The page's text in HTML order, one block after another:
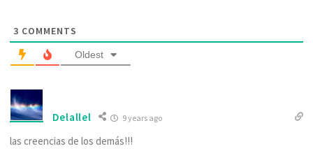
3 COMMENTS
Oldest
Delallel 9 years ago
las creencias de los demás!!!